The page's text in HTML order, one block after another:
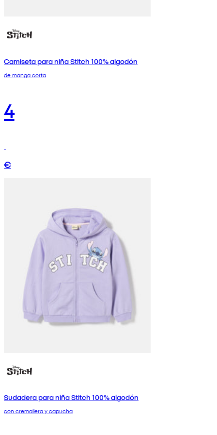
Camiseta para niña Stitch 100% algodón
de manga corta
4
€
Sudadera para niña Stitch 100% algodón
con cremallera y capucha